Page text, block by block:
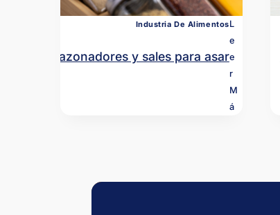
Industria De Alimentos
Sazonadores y sales para asar
L
E
E
R
M
Á